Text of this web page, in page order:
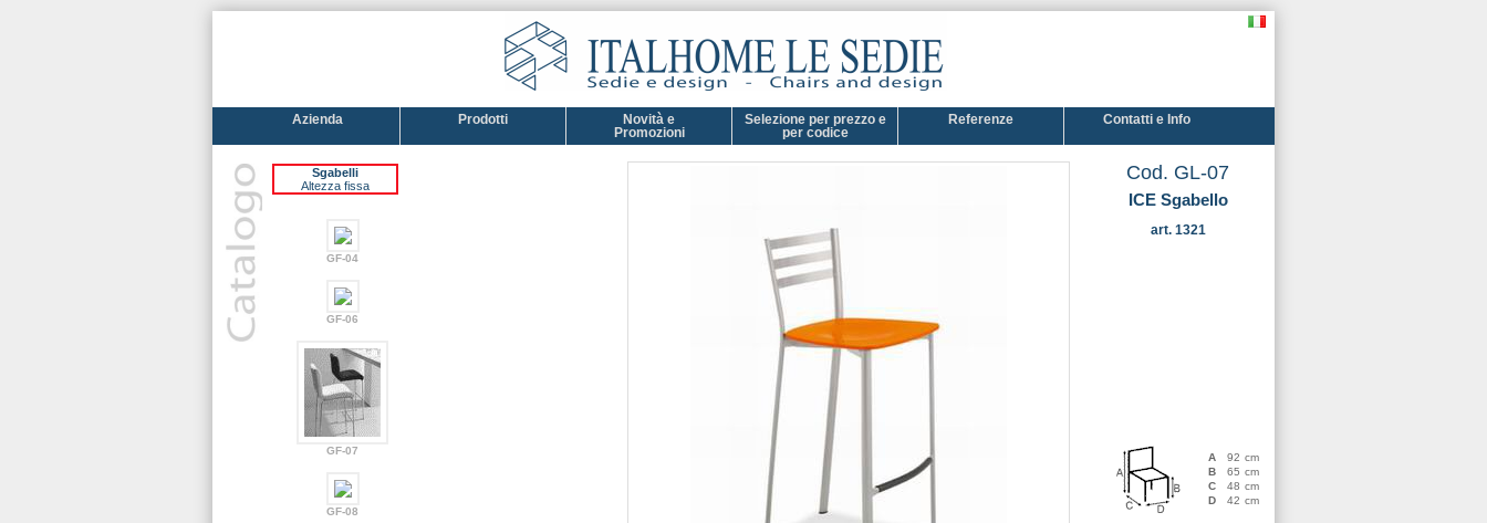
Azienda Prodotti
Novità e
Promozioni
Selezione per prezzo e
per codice
Referenze Contatti e Info
Sgabelli
Altezza fissa
GF-04
GF-06
GF-07
GF-08
Cod. GL-07
ICE Sgabello
art. 1321
A 92 cm
B
65 cm
C
48 cm
D
42 cm